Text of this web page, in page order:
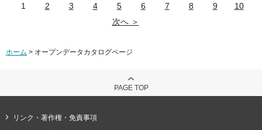
1 2 3 4 5 6 7 8 9
10
次へ ＞
ホーム > オープンデータカタログページ
PAGE TOP
リンク・著作権・免責事項